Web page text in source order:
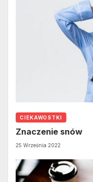
CIEKAWOSTKI
Znaczenie snów
25 Września 2022